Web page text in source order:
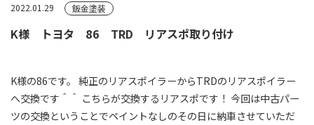
2022.01.29 鈑金塗装
K様 トヨタ 86 TRD リアスポ取り付け
K様の86です。 純正のリアスポイラーからTRDのリアスポイラー
へ交換です＾＾ こちらが交換するリアスポです！ 今回は中古パー
ツの交換ということでペイントなしのその日に納車させていただ